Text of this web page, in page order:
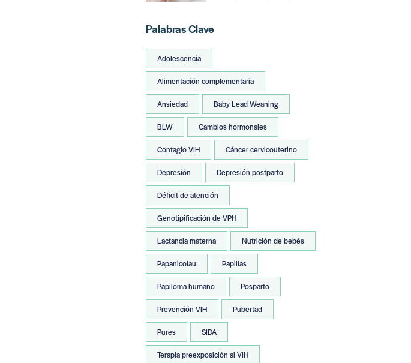
Palabras Clave
Adolescencia
Alimentación complementaria
Ansiedad Baby Lead Weaning
BLW Cambios hormonales
Contagio VIH Cáncer cervicouterino
Depresión Depresión postparto
Déficit de atención
Genotipificación de VPH
Lactancia materna Nutrición de bebés
Papanicolau Papillas
Papiloma humano Posparto
Prevención VIH Pubertad
Pures SIDA
Terapia preexposición al VIH